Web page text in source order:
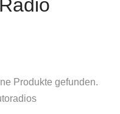
Produkte gefunden.